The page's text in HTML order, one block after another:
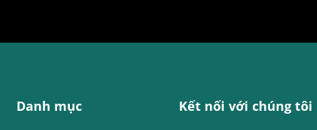
Danh mục Kết nối với chúng tôi